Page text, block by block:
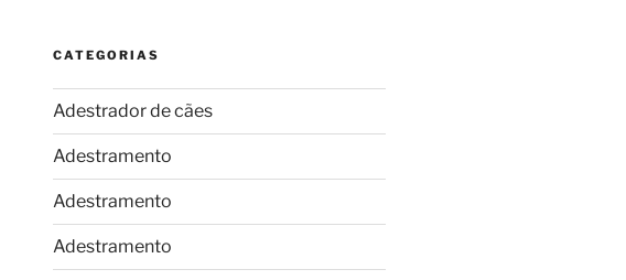
CATEGORIAS
Adestrador de cães
Adestramento
Adestramento
Adestramento